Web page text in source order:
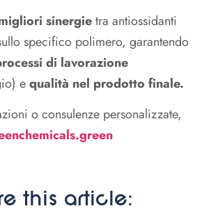
sinergietra antiossidanti
specifico polimero, garantendo
di lavorazione
equalità nel prodotto finale.
o consulenze personalizzate,
this article: